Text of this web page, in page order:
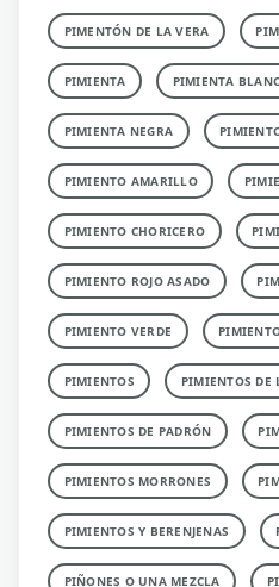
PIMENTÓN DE LA VERA
PIMIENTA PIMIENTA
PIMIENTA NEGRA
PIMIENTO AMARILLO
PIMIENTO CHORICERO
PIMIENTO ROJO ASADO
PIMIENTO VERDE
PIMIENTOS PIMIENTOS DE
PIMIENTOS DE PADRÓN
PIMIENTOS MORRONES
PIMIENTOS Y BERENJENAS
PIÑONES O UNA MEZCLA